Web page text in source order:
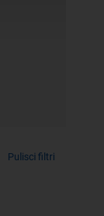
Pulisci filtri